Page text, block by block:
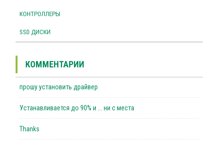
КОНТРОЛЛЕРЫ
SSD ДИСКИ
КОММЕНТАРИИ
прошу установить драйвер
Устанавливается до 90% и ... ни с места
Thanks